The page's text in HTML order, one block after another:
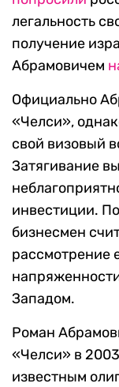
легальность
получение
Абрамовичем
Официально
«Челси»,
свой визовый
Затягивание
инвестиции.
бизнесмен
рассмотрение
Западом.
Роман
«Челси» в
известным